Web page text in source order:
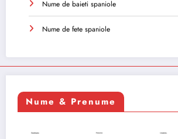
Nume de baieti spaniole
Nume de fete spaniole
Nume & Prenume